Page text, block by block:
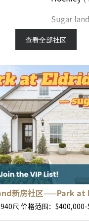
Sugar land
Katy
Fulshear
Manvel(6)
Pearland
The
查看全部社区
新房社区——Park
尺 价格范围：